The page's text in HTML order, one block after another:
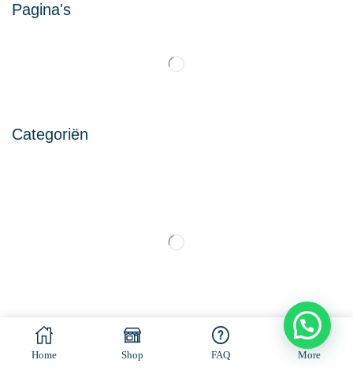
Home Shop FAQ More
Pagina's
Categoriën
© All rights reserved. Made by Ramaekers-Consultancy